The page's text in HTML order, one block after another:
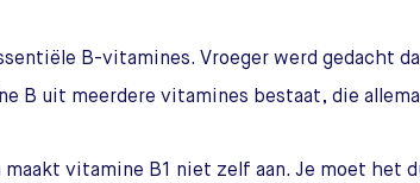
B-vitamines. Vroeger werd gedacht
B uit meerdere vitamines bestaat, die
maakt vitamine B1 niet zelf aan. Je moet het